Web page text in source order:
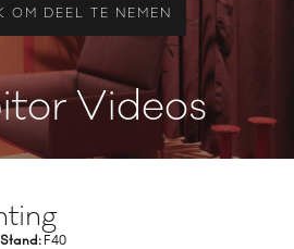
OM DEEL TE NEMEN
Videos
Stand: F40